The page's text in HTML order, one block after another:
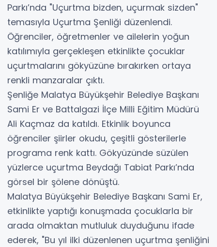
Parkı’nda "Uçurtma bizden, uçurmak sizden"
temasıyla Uçurtma Şenliği düzenlendi.
Öğrenciler, öğretmenler ve ailelerin yoğun
katılımıyla gerçekleşen etkinlikte çocuklar
uçurtmalarını gökyüzüne bırakırken ortaya
renkli manzaralar çıktı.
Şenliğe Malatya Büyükşehir Belediye Başkanı
Sami Er ve Battalgazi İlçe Milli Eğitim Müdürü
Ali Kaçmaz da katıldı. Etkinlik boyunca
öğrenciler şiirler okudu, çeşitli gösterilerle
programa renk kattı. Gökyüzünde süzülen
yüzlerce uçurtma Beydağı Tabiat Parkı’nda
görsel bir şölene dönüştü.
Malatya Büyükşehir Belediye Başkanı Sami Er,
etkinlikte yaptığı konuşmada çocuklarla bir
arada olmaktan mutluluk duyduğunu ifade
ederek, "Bu yıl ilki düzenlenen uçurtma şenliğini